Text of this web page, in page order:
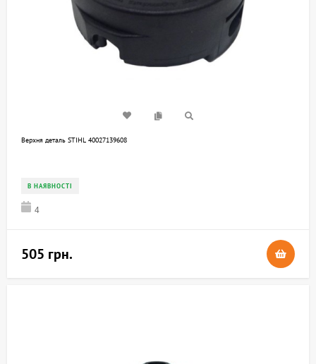
Верхня деталь STIHL 40027139608
В НАЯВНОСТІ
4
505 грн.